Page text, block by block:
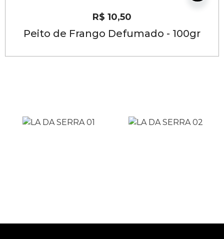
R$ 10,50
Peito de Frango Defumado - 100gr